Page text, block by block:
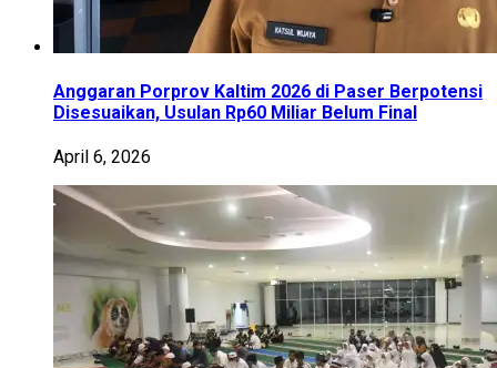
Anggaran Porprov Kaltim 2026 di Paser Berpotensi
Disesuaikan, Usulan Rp60 Miliar Belum Final
April 6, 2026